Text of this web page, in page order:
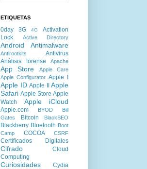
ETIQUETAS
0day 3G 4G
Activation
Lock
Active Directory
Android Antimalware
Antirootkits
Antivirus
Análisis forense
Apache
App Store
Apple Care
Apple Configurator Apple I
Apple ID Apple II
Apple
Safari Apple Store Apple
Watch
Apple iCloud
Apple.com BYOD
Bill
Gates
Bitcoin BlackSEO
Blackberry Bluetooth Boot
Camp
COCOA CSRF
Certificados Digitales
Cifrado
Cloud
Computing
Curiosidades Cydia